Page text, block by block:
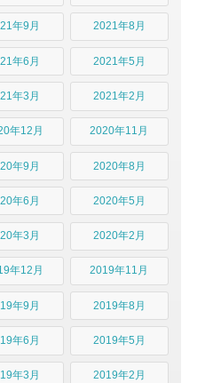
年9月 2021年8月
年6月 2021年5月
年3月 2021年2月
年12月 2020年11月
年9月 2020年8月
年6月 2020年5月
年3月 2020年2月
年12月 2019年11月
年9月 2019年8月
年6月 2019年5月
年3月 2019年2月